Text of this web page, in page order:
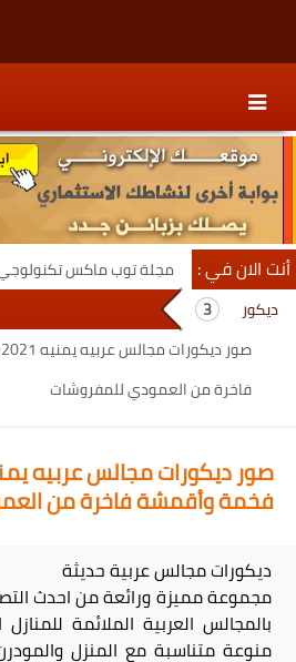
content
secondary
content
أنت الان في : مجلة توب ماكس
ديكور
فاخرة من العمودي للمفروشات
فخمة وأقمشة فاخرة من
ديكورات مجالس عربية حديثة
مجموعة مميزة ورائعة من احدث
بالمجالس العربية الملائمة
منوعة متناسبة مع المنزل